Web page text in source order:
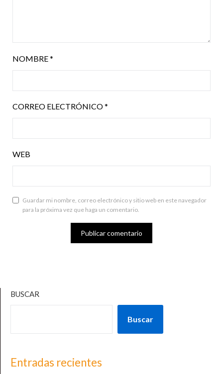
NOMBRE*
CORREO ELECTRÓNICO*
WEB
Guardar mi nombre, correo electrónico y sitio web en este navegador
para la próxima vez que haga un comentario.
BUSCAR
Buscar
Entradas recientes